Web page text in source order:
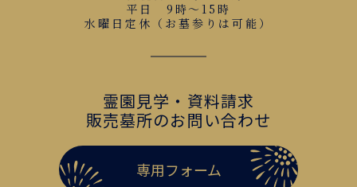
平日 9時～15時
水曜日定休（お墓参りは可能）
霊園見学・資料請求
販売墓所のお問い合わせ
専用フォーム